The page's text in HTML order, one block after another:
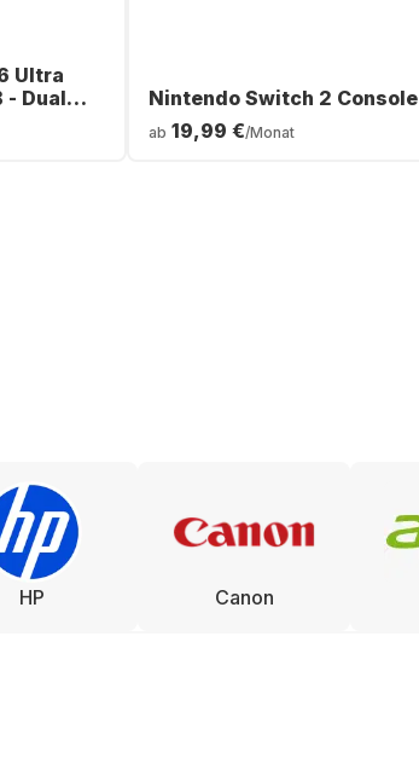
Ultra
Nintendo Switch 2 Console
ab 19,99 €/Monat
HP Canon